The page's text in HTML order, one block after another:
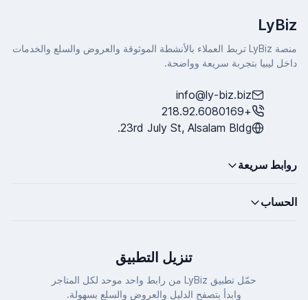
LyBiz
منصة LyBiz تربط العملاء بالأنشطة الموثوقة والعروض والسلع والخدمات
داخل ليبيا بتجربة سريعة وواضحة.
info@ly-biz.biz
+218.92.6080169
23rd July St, Alsalam Bldg.
روابط سريعة
الحساب
تنزيل التطبيق
حمّل تطبيق LyBiz من رابط واحد موحد لكل المتاجر
وابدأ بتصفح الدليل والعروض والسلع بسهولة.